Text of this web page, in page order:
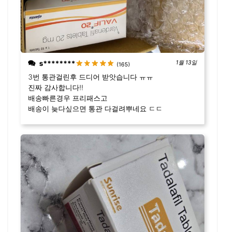
s******** (165) 1월 13일
3번 통관걸린후 드디어 받앗습니다 ㅠㅠ
진짜 감사합니다!!
배송빠른경우 프리패스고
배송이 늦다싶으면 통관 다걸려뿌네요 ㄷㄷ